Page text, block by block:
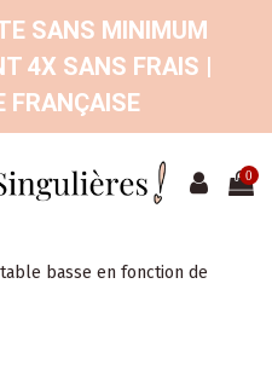
SANS MINIMUM
4X SANS FRAIS |
FRANÇAISE
0
basse en fonction de